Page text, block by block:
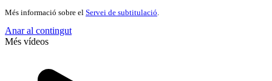
Més informació sobre el Servei de subtitulació
Anar al contingut
Més vídeos